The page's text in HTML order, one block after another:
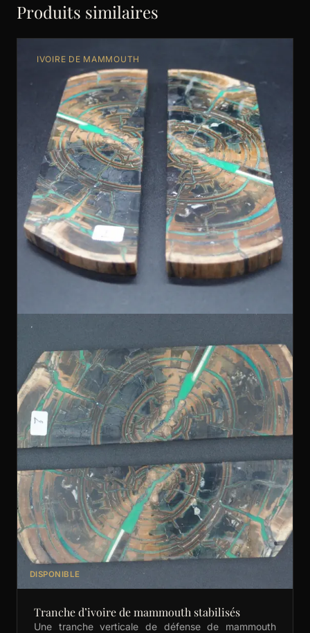
Produits similaires
IVOIRE DE MAMMOUTH
DISPONIBLE
Tranche d’ivoire de mammouth stabilisés
Une tranche verticale de défense de mammouth